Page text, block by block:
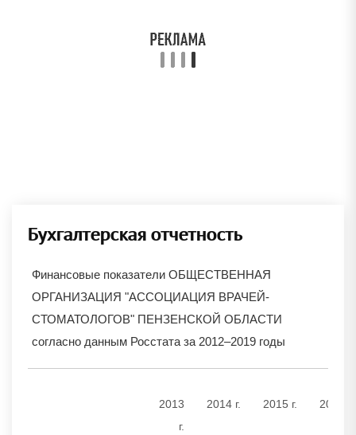
Бухгалтерская отчетность
Финансовые показатели ОБЩЕСТВЕННАЯ
ОРГАНИЗАЦИЯ "АССОЦИАЦИЯ ВРАЧЕЙ-
СТОМАТОЛОГОВ" ПЕНЗЕНСКОЙ ОБЛАСТИ
согласно данным Росстата за 2012–2019 годы
2013
г.
2014 г. 2015 г. 2016 г.